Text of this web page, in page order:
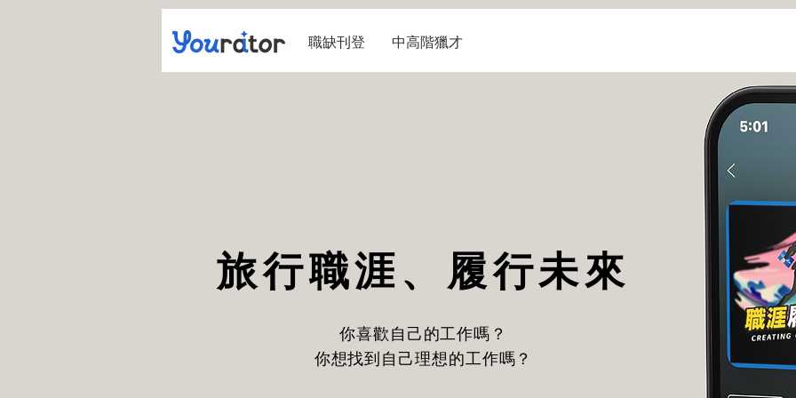
職缺刊登 中高階獵才
旅行職涯、履行未來
你喜歡自己的工作嗎？
你想找到自己理想的工作嗎？